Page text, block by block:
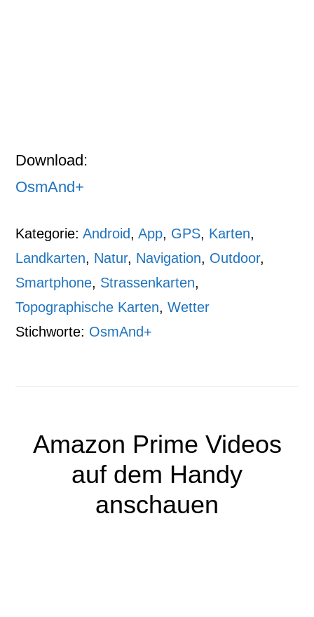
Download:
OsmAnd+
Kategorie:Android,App, GPS, Karten,
Landkarten, Natur, Navigation, Outdoor,
Smartphone, Strassenkarten,
Topographische Karten,Wetter
Stichworte: OsmAnd+
Amazon Prime Videos
auf dem Handy
anschauen